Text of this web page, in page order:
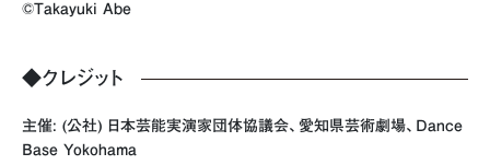
©︎Takayuki Abe
◆クレジット
主催: (公社) 日本芸能実演家団体協議会、愛知県芸術劇場、Dance
Base Yokohama